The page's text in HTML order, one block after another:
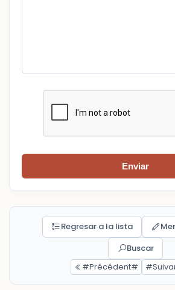
Enviar
Regresar a la lista
Buscar
#Précédent#